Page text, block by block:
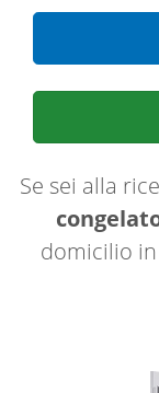
Se sei alla
domicilio